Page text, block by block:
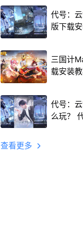
程
代号：
版下载
三国计
载安装
代号：
么玩？
查看更多